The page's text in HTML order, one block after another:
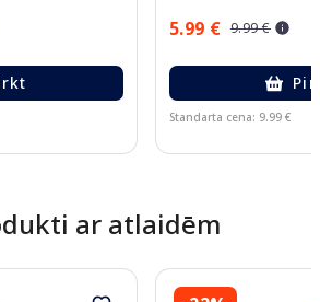
5.99 € 9.99 €
Standarta cena: 9.99 €
ar atlaidēm